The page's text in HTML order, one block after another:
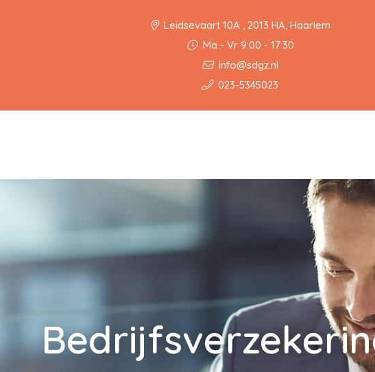
Leidsevaart 10A , 2013 HA, Haarlem
Ma - Vr 9:00 - 17:30
info@sdgz.nl
023-5345023